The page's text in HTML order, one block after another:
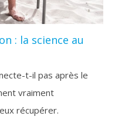
: la science au
t-il pas après le
vraiment
récupérer.